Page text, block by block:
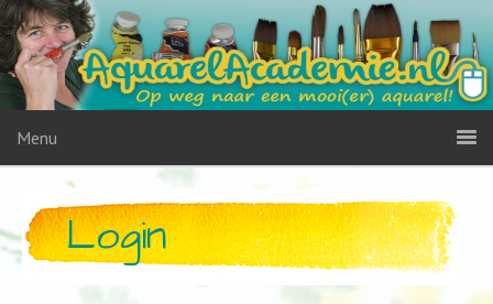
Menu
Login